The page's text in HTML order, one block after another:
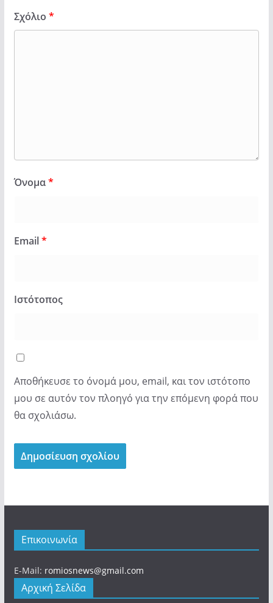
Σχόλιο *
Όνομα*
Email*
Ιστότοπος
Αποθήκευσε το όνομά μου, email, και τον ιστότοπο
μου σε αυτόν τον πλοηγό για την επόμενη φορά που
θα σχολιάσω.
Επικοινωνία
E-Mail: romiosnews@gmail.com
Αρχική Σελίδα